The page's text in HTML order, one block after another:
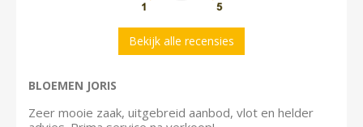
Bekijk alle recensies
BLOEMEN JORIS
Zeer mooie zaak, uitgebreid aanbod, vlot en helder